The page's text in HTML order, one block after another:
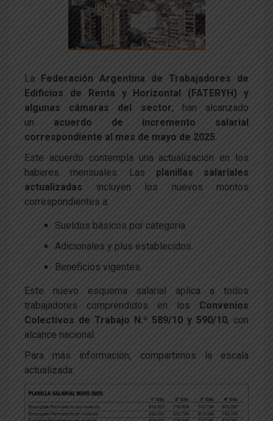
La Federación Argentina de Trabajadores de
Edificios de Renta y Horizontal (FATERYH) y
algunas cámaras del sector, han alcanzado
un acuerdo de incremento salarial
correspondiente al mes de mayo de 2025.
Este acuerdo contempla una actualización en los
haberes mensuales. Las planillas salariales
actualizadas incluyen los nuevos montos
correspondientes a:
Sueldos básicos por categoría.
Adicionales y plus establecidos.
Beneficios vigentes.
Este nuevo esquema salarial aplica a todos
trabajadores comprendidos en los Convenios
Colectivos de Trabajo N.º 589/10 y 590/10, con
alcance nacional.
Para más información, compartimos la escala
actualizada: